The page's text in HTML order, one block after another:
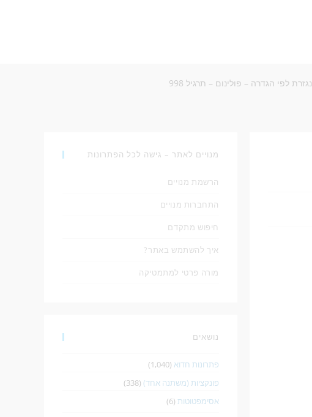
נגזרת לפי הגדרה – פולינום – תרגיל 998
מנויים לאתר – גישה לכל הפתרונות
הרשמת מנויים
התחברות מנויים
חיפוש מתקדם
איך להשתמש באתר?
מורה פרטי למתמטיקה
נושאים
פתרונות חדוא (1,040)
פונקציות (משתנה אחד) (338)
אסימפטוטות (6)